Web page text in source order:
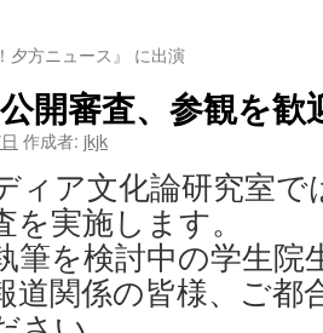
夕方ニュース』 に出演
開審査、参観を歓
作成者: jkjk
ィア文化論研究室で
を実施します。
筆を検討中の学生院
道関係の皆様、ご都